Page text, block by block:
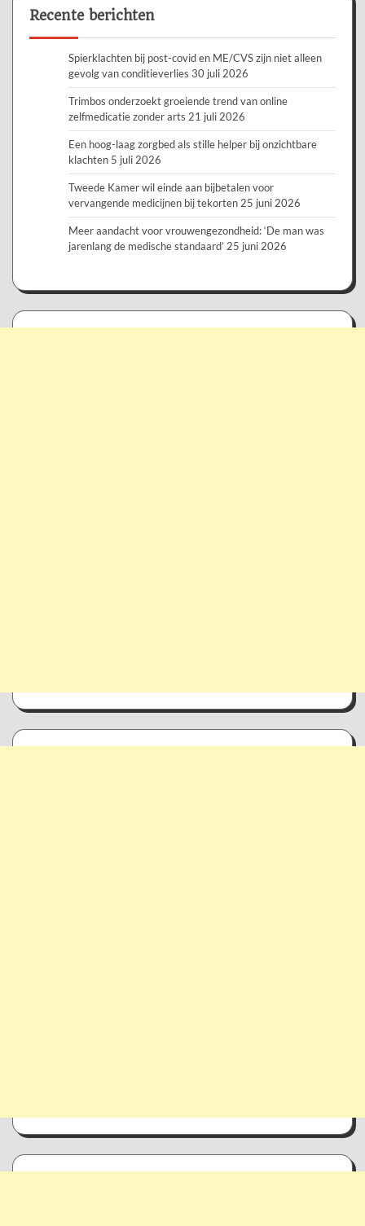
Recente berichten
Spierklachten bij post-covid en ME/CVS zijn niet alleen
gevolg van conditieverlies 30 juli 2026
Trimbos onderzoekt groeiende trend van online
zelfmedicatie zonder arts 21 juli 2026
Een hoog-laag zorgbed als stille helper bij onzichtbare
klachten 5 juli 2026
Tweede Kamer wil einde aan bijbetalen voor
vervangende medicijnen bij tekorten25 juni 2026
Meer aandacht voor vrouwengezondheid: ‘De man was
jarenlang de medische standaard’ 25 juni 2026